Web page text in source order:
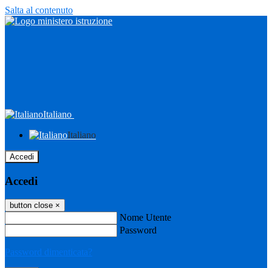
Salta al contenuto
Italiano
Italiano
Accedi
Accedi
button close ×
Nome Utente
Password
Password dimenticata?